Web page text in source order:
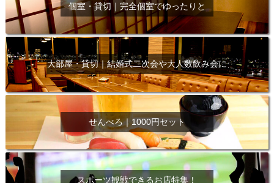
個室・貸切｜完全個室でゆったりと
大部屋・貸切｜結婚式二次会や大人数飲み会に
せんべろ｜1000円セット
スポーツ観戦できるお店特集！